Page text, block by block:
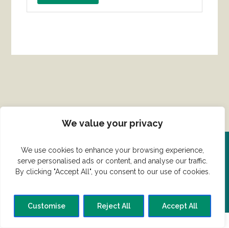
We value your privacy
We use cookies to enhance your browsing experience,
serve personalised ads or content, and analyse our traffic.
By clicking "Accept All", you consent to our use of cookies.
Customise Reject All Accept All
Del din ret her!